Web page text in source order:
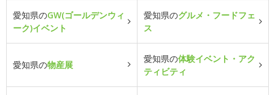
愛知県のGW(ゴールデンウィ
ーク)イベント
愛知県のグルメ・フードフェ
ス
愛知県の物産展
愛知県の体験イベント・アク
ティビティ